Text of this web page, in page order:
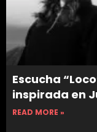
Escucha
inspirada en
READ MORE »